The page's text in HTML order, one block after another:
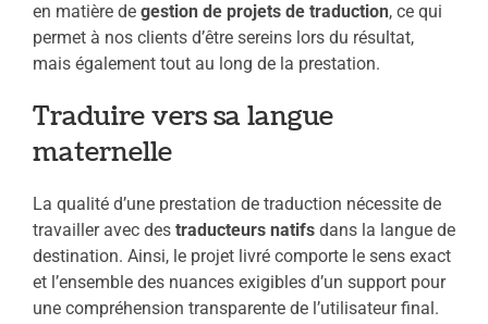
en matière de gestion de projets de traduction, ce qui
permet à nos clients d’être sereins lors du résultat,
mais également tout au long de la prestation.
Traduire vers sa langue
maternelle
La qualité d’une prestation de traduction nécessite de
travailler avec des traducteurs natifs dans la langue de
destination. Ainsi, le projet livré comporte le sens exact
et l’ensemble des nuances exigibles d’un support pour
une compréhension transparente de l’utilisateur final.